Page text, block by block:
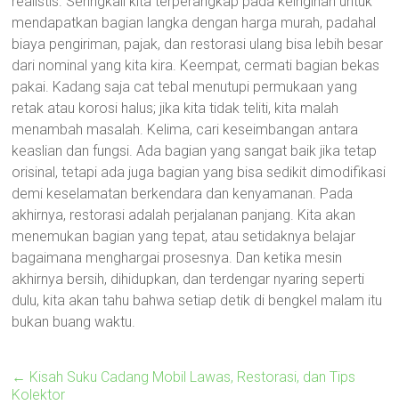
mendapatkan bagian langka dengan harga murah, padahal
biaya pengiriman, pajak, dan restorasi ulang bisa lebih besar
dari nominal yang kita kira. Keempat, cermati bagian bekas
pakai. Kadang saja cat tebal menutupi permukaan yang
retak atau korosi halus; jika kita tidak teliti, kita malah
menambah masalah. Kelima, cari keseimbangan antara
keaslian dan fungsi. Ada bagian yang sangat baik jika tetap
orisinal, tetapi ada juga bagian yang bisa sedikit dimodifikasi
demi keselamatan berkendara dan kenyamanan. Pada
akhirnya, restorasi adalah perjalanan panjang. Kita akan
menemukan bagian yang tepat, atau setidaknya belajar
bagaimana menghargai prosesnya. Dan ketika mesin
akhirnya bersih, dihidupkan, dan terdengar nyaring seperti
dulu, kita akan tahu bahwa setiap detik di bengkel malam itu
bukan buang waktu.
← Kisah Suku Cadang Mobil Lawas, Restorasi, dan Tips
Kolektor